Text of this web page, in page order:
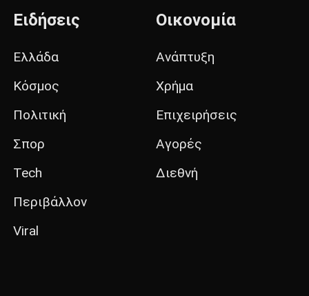
Ειδήσεις
Ελλάδα
Κόσμος
Πολιτική
Σπορ
Tech
Περιβάλλον
Viral
Οικονομία
Ανάπτυξη
Χρήμα
Επιχειρήσεις
Αγορές
Διεθνή